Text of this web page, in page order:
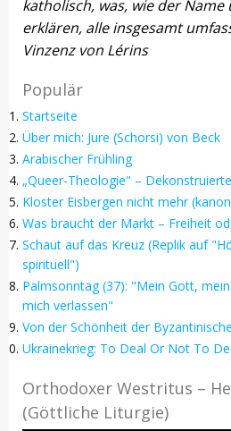
katholisch, was, wie der
erklären, alle insgesamt
Vinzenz von Lérins
Populär
Startseite
Über mich: Jure (Schorsi) von Beck
Arabischer Frühling
„Queer-Theologie" –
Kloster Eisbergen nicht mehr
Was braucht der Markt – Freiheit
Schaut auf das Kreuz (Replik auf
spirituell")
Palmsonntag (37): "Mein Gott,
mich verlassen"
Von der Schönheit der
Ukrainekrieg: To Deal Or Not To
Orthodoxer Westritus –
(Göttliche Liturgie)